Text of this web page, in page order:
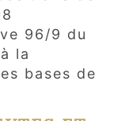
96/9 du
la
bases de